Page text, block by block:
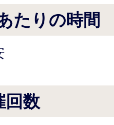
たりの時間
回数